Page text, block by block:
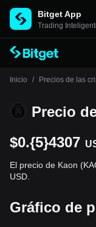
Bitget App
Trading
Inicio / Precios de las
Precio
$0.{5}4307
El precio de Kaon
USD.
Gráfico de